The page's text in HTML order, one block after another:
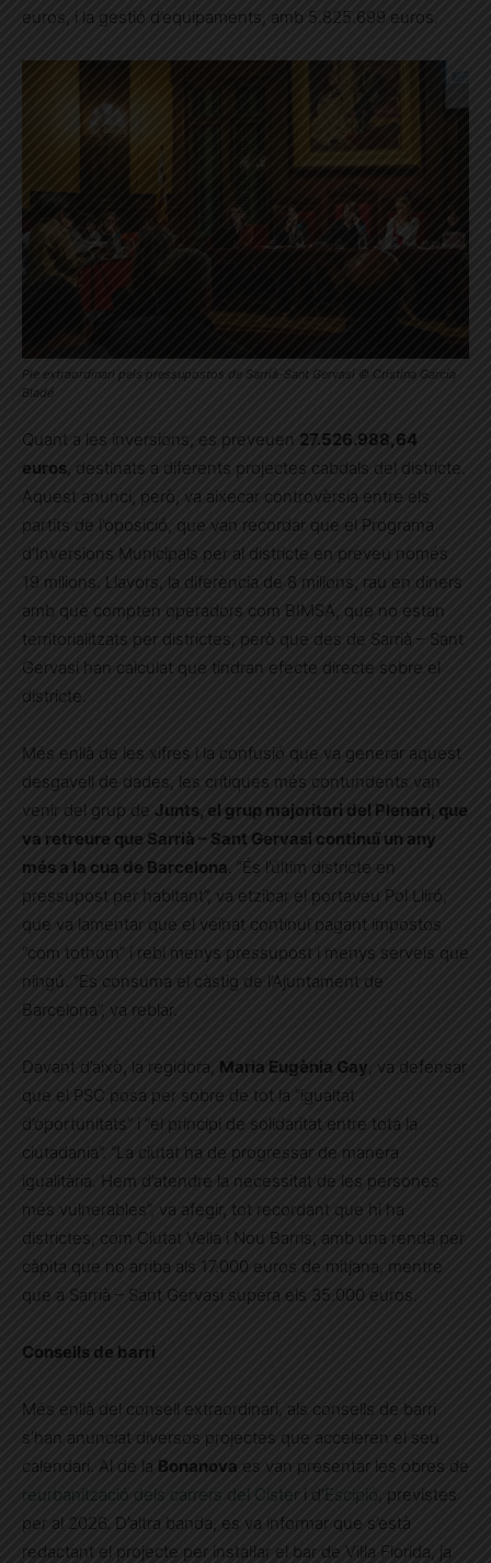
euros, i la gestió d’equipaments, amb 5.825.699 euros.
Ple extraordinari pels pressupostos de Sarrià-Sant Gervasi © Cristina García
Bladé
Quant a les inversions, es preveuen 27.526.988,64
euros , destinats a diferents projectes cabdals del districte.
Aquest anunci, però, va aixecar controvèrsia entre els
partits de l’oposició, que van recordar que el Programa
d’Inversions Municipals per al districte en preveu només
19 milions. Llavors, la diferència de 8 milions, rau en diners
amb què compten operadors com BIMSA, que no estan
territorialitzats per districtes, però que des de Sarrià – Sant
Gervasi han calculat que tindran efecte directe sobre el
districte.
Més enllà de les xifres i la confusió que va generar aquest
desgavell de dades, les crítiques més contundents van
venir del grup de Junts, el grup majoritari del Plenari, que
va retreure que Sarrià – Sant Gervasi continuï un any
més a la cua de Barcelona . “És l’últim districte en
pressupost per habitant”, va etzibar el portaveu Pol Lliró,
que va lamentar que el veïnat continuï pagant impostos
“com tothom” i rebi menys pressupost i menys serveis que
ningú. “Es consuma el càstig de l’Ajuntament de
Barcelona”, va reblar.
Davant d’això, la regidora, Maria Eugènia Gay , va defensar
que el PSC posa per sobre de tot la “igualtat
d’oportunitats” i “el principi de solidaritat entre tota la
ciutadania”. “La ciutat ha de progressar de manera
igualitària. Hem d’atendre la necessitat de les persones
més vulnerables”, va afegir, tot recordant que hi ha
districtes, com Ciutat Vella i Nou Barris, amb una renda per
càpita que no arriba als 17.000 euros de mitjana, mentre
que a Sarrià – Sant Gervasi supera els 35.000 euros.
Consells de barri
Més enllà del consell extraordinari, als consells de barri
s’han anunciat diversos projectes que acceleren el seu
calendari. Al de la Bonanova es van presentar les obres de
reurbanització dels carrers del Cister i d’Escipió , previstes
per al 2026. D’altra banda, es va informar que s’està
redactant el projecte per instal·lar el bar de Vil·la Florida, ja